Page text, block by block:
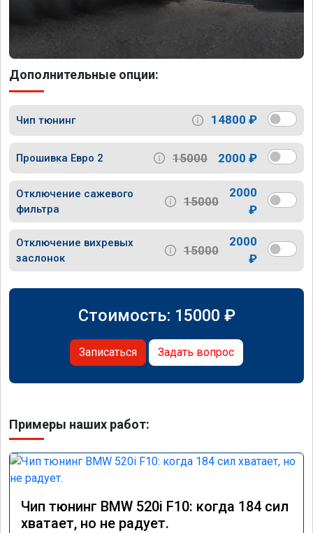
Дополнительные опции:
Чип тюнинг 14800 ₽
Прошивка Евро 2 15000 2000 ₽
Отключение сажевого
фильтра
15000
2000
₽
Отключение вихревых
заслонок
15000
2000
₽
Стоимость: 15000 ₽
Записаться Задать вопрос
Примеры наших работ:
Чип тюнинг BMW 520i F10: когда 184 сил
хватает, но не радует.